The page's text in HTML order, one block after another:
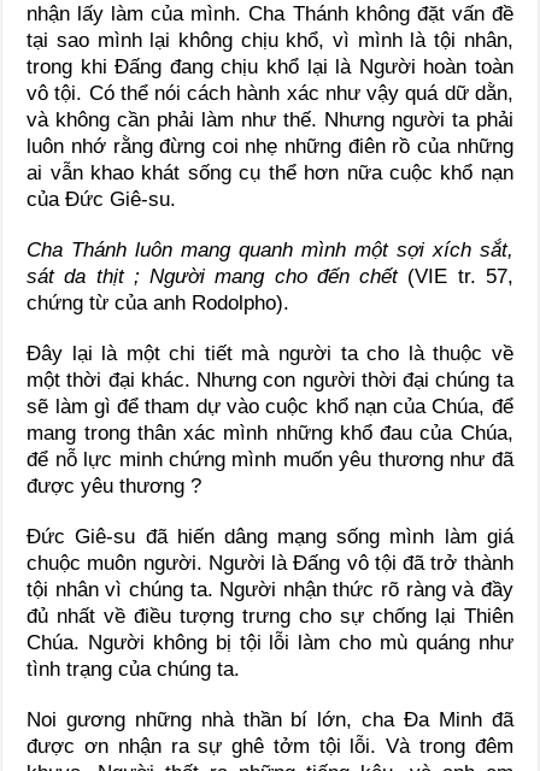
nhận lấy làm của mình. Cha Thánh không đặt vấn đề
tại sao mình lại không chịu khổ, vì mình là tội nhân,
trong khi Đấng đang chịu khổ lại là Người hoàn toàn
vô tội. Có thể nói cách hành xác như vậy quá dữ dằn,
và không cần phải làm như thế. Nhưng người ta phải
luôn nhớ rằng đừng coi nhẹ những điên rồ của những
ai vẫn khao khát sống cụ thể hơn nữa cuộc khổ nạn
của Đức Giê-su.
Cha Thánh luôn mang quanh mình một sợi xích sắt,
sát da thịt ; Người mang cho đến chết(VIE tr. 57,
chứng từ của anh Rodolpho).
Đây lại là một chi tiết mà người ta cho là thuộc về
một thời đại khác. Nhưng con người thời đại chúng ta
sẽ làm gì để tham dự vào cuộc khổ nạn của Chúa, để
mang trong thân xác mình những khổ đau của Chúa,
để nỗ lực minh chứng mình muốn yêu thương như đã
được yêu thương ?
Đức Giê-su đã hiến dâng mạng sống mình làm giá
chuộc muôn người. Người là Đấng vô tội đã trở thành
tội nhân vì chúng ta. Người nhận thức rõ ràng và đầy
đủ nhất về điều tượng trưng cho sự chống lại Thiên
Chúa. Người không bị tội lỗi làm cho mù quáng như
tình trạng của chúng ta.
Noi gương những nhà thần bí lớn, cha Đa Minh đã
được ơn nhận ra sự ghê tởm tội lỗi. Và trong đêm